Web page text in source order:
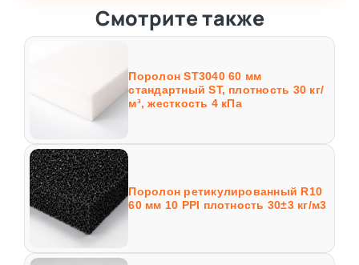
Смотрите также
Поролон ST3040 60 мм
стандартный ST, плотность 30 кг/
м³, жесткость 4 кПа
Поролон ретикулированный R10
60 мм 10 PPI плотность 30±3 кг/м3